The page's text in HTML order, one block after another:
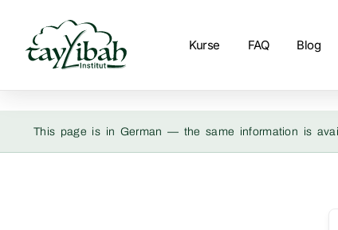
Kurse FAQ Blog
This page is in German — the same information is